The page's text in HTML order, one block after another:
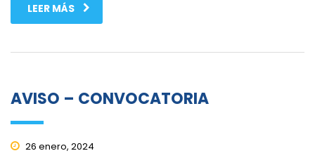
LEER MÁS
AVISO – CONVOCATORIA
26 enero, 2024